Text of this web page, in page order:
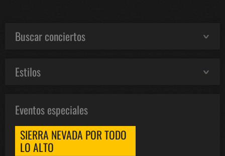
Buscar conciertos
Estilos
Eventos especiales
SIERRA NEVADA POR TODO
LO ALTO